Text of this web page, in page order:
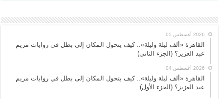
2026 أغسطس 05
القاهرة «ألف ليلة وليلة».. كيف يتحول المكان إلى بطل في روايات مريم
عبد العزيز؟ (الجزء الثاني)
2026 أغسطس 04
القاهرة «ألف ليلة وليلة».. كيف يتحول المكان إلى بطل في روايات مريم
عبد العزيز؟ (الجزء الأول)